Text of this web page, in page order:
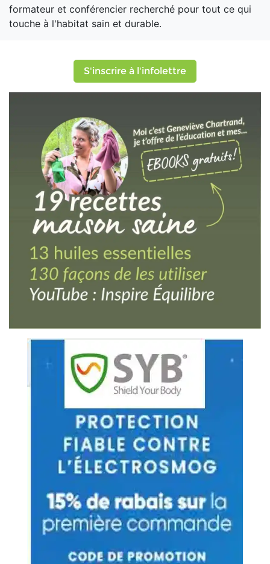
formateur et conférencier recherché pour tout ce qui
touche à l'habitat sain et durable.
S'inscrire à l'infolettre